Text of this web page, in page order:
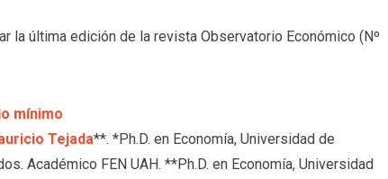
la última edición de la revista Observatorio Económico (Nº
mínimo
Tejada**. *Ph.D. en Economía, Universidad de
Académico FEN UAH. **Ph.D. en Economía, Universidad